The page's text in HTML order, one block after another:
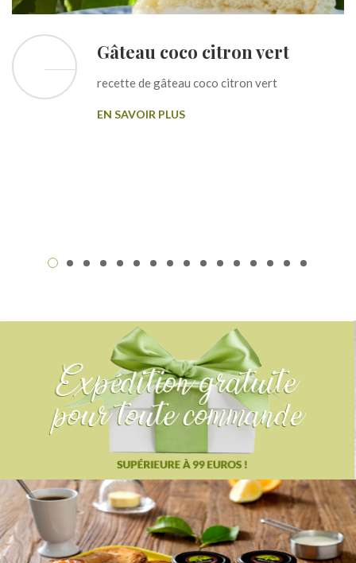
Gâteau coco citron vert
recette de gâteau coco citron vert
EN SAVOIR PLUS